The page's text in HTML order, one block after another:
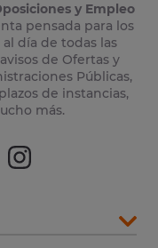
y Empleo
pensada para los
día de todas las
de Ofertas y
Públicas,
de instancias,
más.